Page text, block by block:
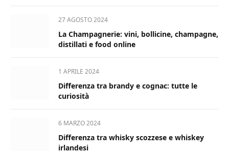
27 AGOSTO 2024
La Champagnerie: vini, bollicine, champagne,
distillati e food online
1 APRILE 2024
Differenza tra brandy e cognac: tutte le
curiosità
6 MARZO 2024
Differenza tra whisky scozzese e whiskey
irlandesi